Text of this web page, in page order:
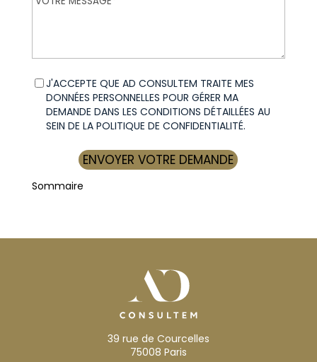
Données
personnelles
(Required)
J'ACCEPTE QUE AD CONSULTEM TRAITE MES
DONNÉES PERSONNELLES POUR GÉRER MA
DEMANDE DANS LES CONDITIONS DÉTAILLÉES AU
SEIN DE LA POLITIQUE DE CONFIDENTIALITÉ.
Sommaire
39 rue de Courcelles
75008 Paris